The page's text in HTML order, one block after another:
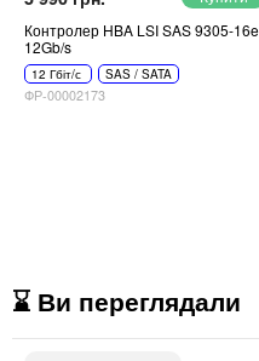
Контролер HBA LSI SAS 9305-16e
12Gb/s
12 Гбіт/с SAS / SATA
ФР-00002173
⌛ Ви переглядали